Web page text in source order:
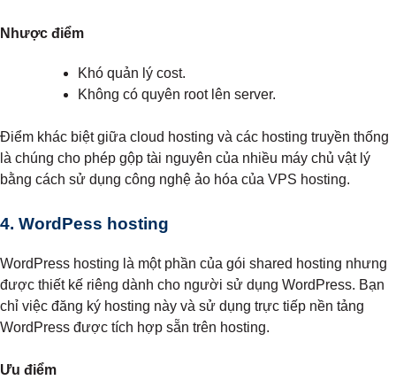
Nhược điểm
Khó quản lý cost.
Không có quyên root lên server.
Điểm khác biệt giữa cloud hosting và các hosting truyền thống
là chúng cho phép gộp tài nguyên của nhiều máy chủ vật lý
bằng cách sử dụng công nghệ ảo hóa của VPS hosting.
4. WordPess hosting
WordPress hosting là một phần của gói shared hosting nhưng
được thiết kế riêng dành cho người sử dụng WordPress. Bạn
chỉ việc đăng ký hosting này và sử dụng trực tiếp nền tảng
WordPress được tích hợp sẵn trên hosting.
Ưu điểm